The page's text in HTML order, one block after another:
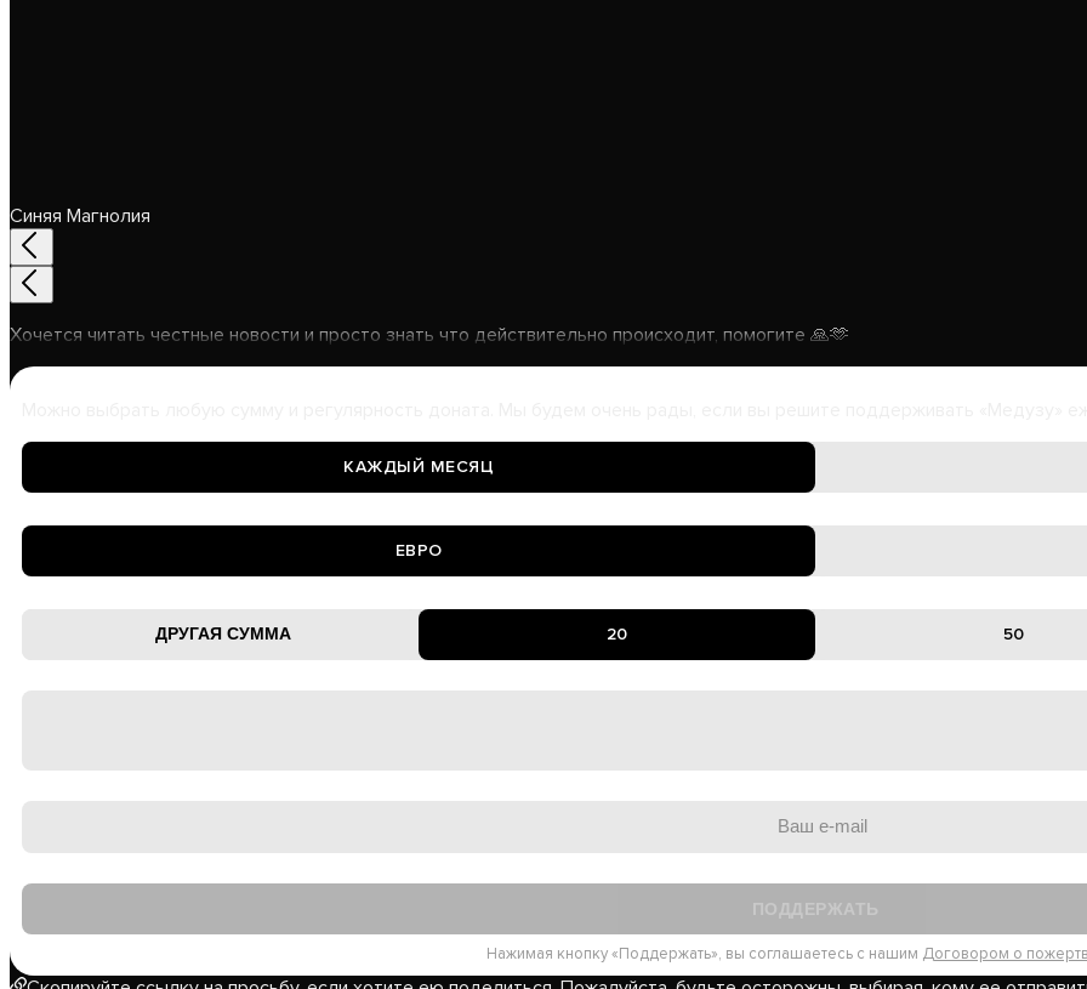
Синяя Магнолия
Хочется читать честные новости и просто знать что действительно происходит, помогите 🙏🫶
КАЖДЫЙ МЕСЯЦ
ЕВРО
20 50
Нажимая кнопку «Поддержать», вы соглашаетесь с нашим Договором о